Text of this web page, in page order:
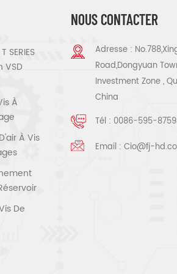
SERIES
VSD
À
À Vis
De
NOUS CONTACTER
Adresse :
Road,Dongyuan
Investment Zone ,
China
Tél : 0086-595-
Email :Cio@fj-